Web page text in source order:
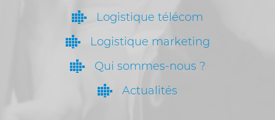
Logistique télécom
Logistique marketing
Qui sommes-nous ?
Actualités